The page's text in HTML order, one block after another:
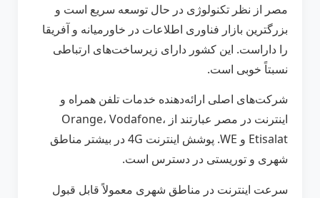
مصر از نظر تکنولوژی در حال توسعه سریع است و
بزرگترین بازار فناوری اطلاعات در خاورمیانه و آفریقا
را داراست. این کشور دارای زیرساخت‌های ارتباطی
نسبتاً خوبی است.
شرکت‌های اصلی ارائه‌دهنده خدمات تلفن همراه و
اینترنت در مصر عبارتند از Orange، Vodafone،
Etisalat و WE. پوشش اینترنت 4G در بیشتر مناطق
شهری و توریستی در دسترس است.
سرعت اینترنت در مناطق شهری معمولاً قابل قبول